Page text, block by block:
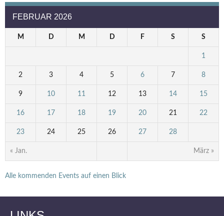
FEBRUAR 2026
M D M D F S S
« Jan. März »
1
2 3 4 5 6 7 8
9 10 11 12 13 14 15
16 17 18 19 20 21 22
23 24 25 26 27 28
Alle kommenden Events auf einen Blick